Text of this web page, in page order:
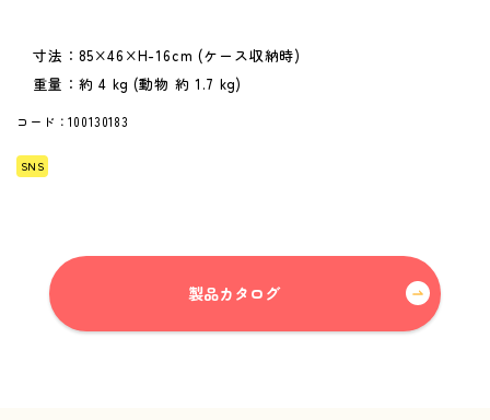
寸法：85×46×H-16cm (ケース収納時)
重量：約 4 kg (動物 約 1.7 kg)
コード：100130183
SNS
製品カタログ